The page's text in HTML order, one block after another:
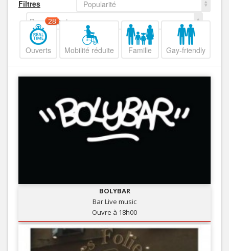
Filtres
Popularité
Decroissant
Ouverts
28
Mobilité réduite Famille Gay-friendly
BOLYBAR
Bar Live music
Ouvre à 18h00